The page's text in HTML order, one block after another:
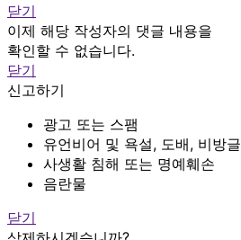
닫기
이제 해당 작성자의 댓글 내용을
확인할 수 없습니다.
닫기
신고하기
광고 또는 스팸
유언비어 및 욕설, 도배, 비방글
사생활 침해 또는 명예훼손
음란물
닫기